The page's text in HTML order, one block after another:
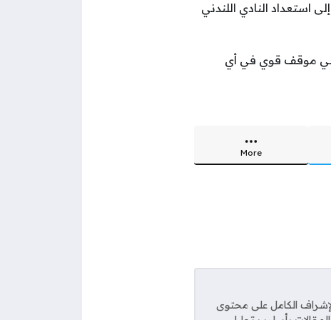
استعداد النادي اللندني
ما يمنح النادي الفرنسي موقف قوي في أي
More
الكامل على محتوى